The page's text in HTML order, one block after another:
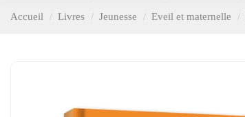
Accueil Livres Jeunesse Eveil et maternelle